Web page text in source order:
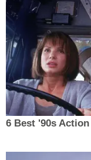
6 Best '90s